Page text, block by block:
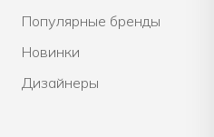
Популярные бренды
Новинки
Дизайнеры